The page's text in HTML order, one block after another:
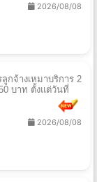
2026/08/08
กจ้างเหมาบริการ 2
บาท ตั้งแต่วันที่
2026/08/08